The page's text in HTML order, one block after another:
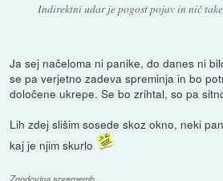
Indirektni udar je pogost pojav in nič
Ja sej načeloma ni panike, do danes ni
se pa verjetno zadeva spreminja in bo
določene ukrepe. Se bo zrihtal, so pa
Lih zdej slišim sosede skoz okno, neki
kaj je njim skurlo